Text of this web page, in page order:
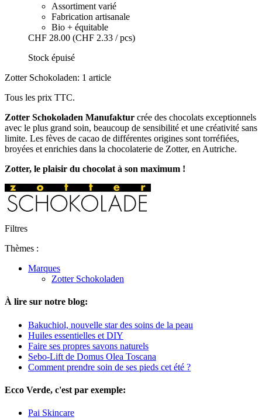
Assortiment varié
Fabrication artisanale
Bio + équitable
CHF 28.00 (CHF 2.33 / pcs)
Stock épuisé
Zotter Schokoladen: 1 article
Tous les prix TTC.
Zotter Schokoladen Manufaktur crée des chocolats exceptionnels
avec le plus grand soin, beaucoup de sensibilité et une créativité sans
limite. Les fèves de cacao de différentes origines sont torréfiées,
broyées et enrichies dans la chocolaterie de Zotter, en Autriche.
Zotter, le plaisir du chocolat à son maximum !
Filtres
Thèmes :
Marques
Zotter Schokoladen
À lire sur notre blog:
Bakuchiol, nouvelle star des soins de la peau
Huiles essentielles et DIY
Faire ses propres savons naturels
Sebo-Lift de Domus Olea Toscana
Comment prendre soin de ses pieds cet été ?
Ecco Verde, c'est par exemple:
Pai Skincare